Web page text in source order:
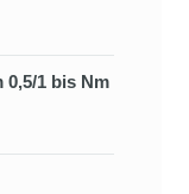
1 bis Nm